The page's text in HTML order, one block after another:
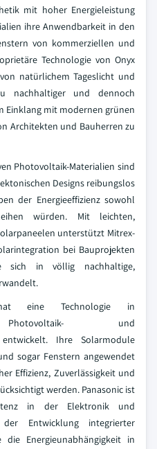
mit hoher Energieleistung
ihre Anwendbarkeit in den
von kommerziellen und
Technologie von Onyx
natürlichem Tageslicht und
nachhaltiger und dennoch
Einklang mit modernen grünen
Architekten und Bauherren zu
Photovoltaik-Materialien sind
Designs reibungslos
der Energieeffizienz sowohl
würden. Mit leichten,
unterstützt Mitrex-
bei Bauprojekten
in völlig nachhaltige,
eine Technologie in
Photovoltaik- und
entwickelt. Ihre Solarmodule
sogar Fenstern angewendet
Effizienz, Zuverlässigkeit und
werden. Panasonic ist
in der Elektronik und
Entwicklung integrierter
Energieunabhängigkeit in